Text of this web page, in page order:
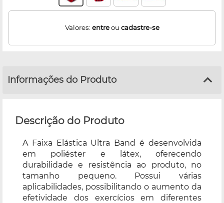
Valores: entreou cadastre-se
Informações do Produto
Descrição do Produto
A Faixa Elástica Ultra Band é desenvolvida
em poliéster e látex, oferecendo
durabilidade e resistência ao produto, no
tamanho pequeno. Possui várias
aplicabilidades, possibilitando o aumento da
efetividade dos exercícios em diferentes